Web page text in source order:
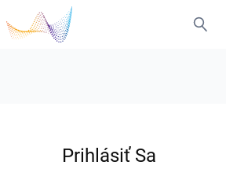
Prihlásiť Sa